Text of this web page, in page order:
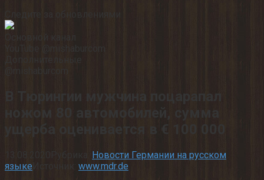
Следите за обновлениями
Основной канал
Дополнительные
В Тюрингии мужчина поцарапал
ножом 80 автомобилей, сумма
ущерба оценивается в € 100 000
Рубрика:
Новости Германии на русском
языке
www.mdr.de